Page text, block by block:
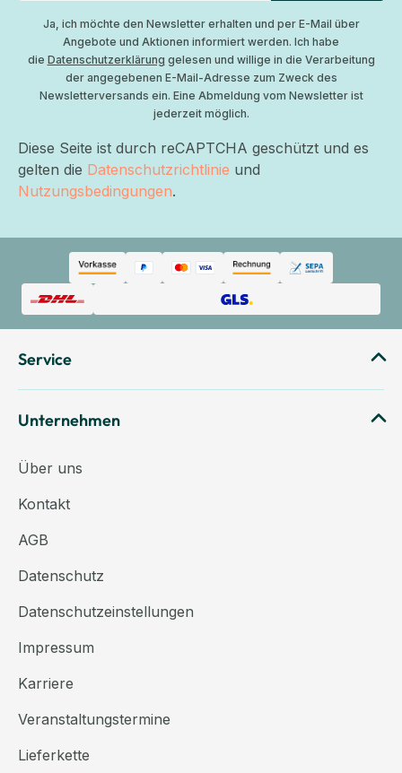
Ja, ich möchte den Newsletter erhalten und per E-Mail über
Angebote und Aktionen informiert werden. Ich habe
die Datenschutzerklärung gelesen und willige in die Verarbeitung
der angegebenen E-Mail-Adresse zum Zweck des
Newsletterversands ein. Eine Abmeldung vom Newsletter ist
jederzeit möglich.
Diese Seite ist durch reCAPTCHA geschützt und es
gelten die Datenschutzrichtlinie und
Nutzungsbedingungen.
Service
Unternehmen
Über uns
Kontakt
AGB
Datenschutz
Datenschutzeinstellungen
Impressum
Karriere
Veranstaltungstermine
Lieferkette